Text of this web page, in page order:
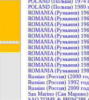
POLAND (Польша) 1980
ROMANIA (Румыния)
ROMANIA (Румыния)
ROMANIA (Румыния)
ROMANIA (Румыния)
ROMANIA (Румыния)
ROMANIA (Румыния)
ROMANIA (Румыния)
ROMANIA (Румыния)
ROMANIA (Румыния)
ROMANIA (Румыния)
ROMANIA (Румыния)
Russian (Россия) (2000
Russian (Россия) 1992
Russian (Россия) 2000
San Marino (Сан